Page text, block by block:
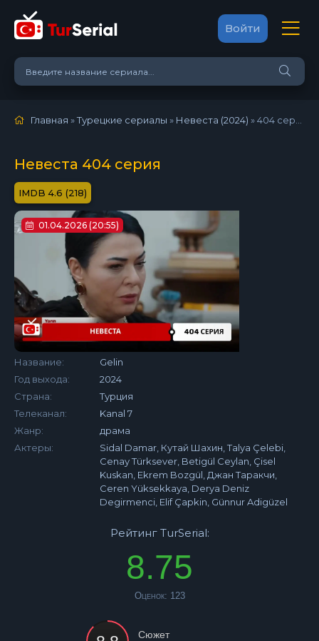
Войти
Главная »Турецкие сериалы » Невеста (2024) »404 серия
Невеста 404 серия
4.6 (218)
01.04.2026 (20:55)
Название:
Gelin
Год выхода:
2024
Страна:
Турция
Телеканал:
Kanal 7
Жанр:
драма
Актеры:
Sidal Damar, Кутай Шахин, Talya Çelebi,
Cenay Türksever, Betigül Ceylan, Çisel
Kuskan, Ekrem Bozgül, Джан Таракчи,
Ceren Yüksekkaya, Derya Deniz
Degirmenci, Elif Çapkin, Günnur Adigüzel
Рейтинг TurSerial:
8.75
Оценок: 123
Сюжет